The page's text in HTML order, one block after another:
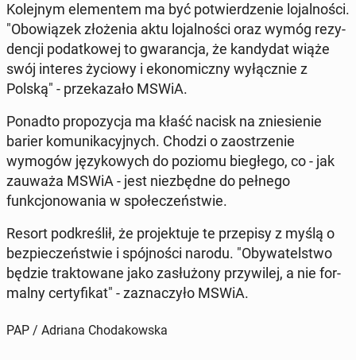
Kole­jnym el­e­mentem ma być potwierdze­nie lo­jal­noś­ci.
"Obow­iązek złoże­nia aktu lo­jal­noś­ci oraz wymóg rezy­
dencji po­datkowej to gwaranc­ja, że kandy­dat wiąże
swój interes życiowy i eko­nom­iczny wyłącznie z
Polską" - przekaza­ło MSWiA.
Ponadto propozy­c­ja ma kłaść nacisk na zniesie­nie
barier ko­mu­nika­cyjnych. Chodzi o za­ostrze­nie
wymogów językowych do poziomu biegłego, co - jak
zauważa MSWiA - jest niezbędne do pełnego
funkcjonowa­nia w społeczeńst­wie.
Resort pod­kreślił, że pro­jek­tu­je te przepisy z myślą o
bez­pieczeńst­wie i spójnoś­ci narodu. "Oby­wa­telst­wo
będzie trak­towane jako za­służony przy­wilej, a nie for­
mal­ny cer­ty­fikat" - za­z­naczyło MSWiA.
PAP / Adriana Chodakowska